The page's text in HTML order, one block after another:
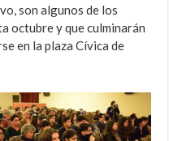
son algunos de los
octubre y que culminarán
en la plaza Cívica de